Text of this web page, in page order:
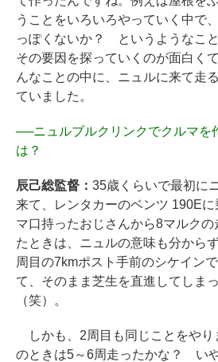
うことをいろいろやっていく中
っぽくないか？ というようなこと
その要因を探っていくのが面白く
んなことの中に、ニュルに来て走
ていました。
──ニュルブルクリンクでクルマを
は？
辰己総監督： 35歳くらいで最初に
来て、レンタカーのベンツ 190E
マ口持ったおじさんから8マルク
たときは、ニュルの意味も分から
周目の7kmポスト手前のシケイン
て、そのまま芝生を直進してしま
（笑）。
しかも、2周目も同じことをや
のときは5～6周走ったかな？ い